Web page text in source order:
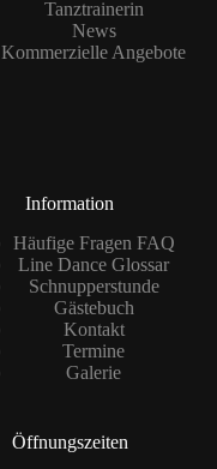
Tanztrainerin
News
Kommerzielle Angebote
Information
Häufige Fragen FAQ
Line Dance Glossar
Schnupperstunde
Gästebuch
Kontakt
Termine
Galerie
Öffnungszeiten